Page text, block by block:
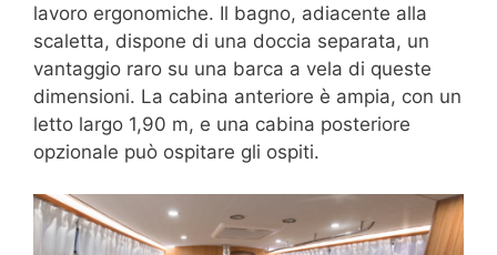
lavoro ergonomiche. Il bagno, adiacente alla
scaletta, dispone di una doccia separata, un
vantaggio raro su una barca a vela di queste
dimensioni. La cabina anteriore è ampia, con un
letto largo 1,90 m, e una cabina posteriore
opzionale può ospitare gli ospiti.